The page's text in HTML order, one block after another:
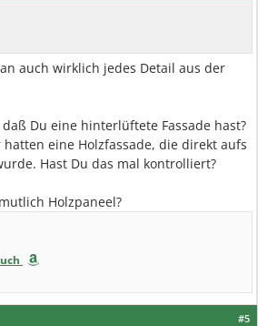
auch wirklich jedes Detail aus der
Du eine hinterlüftete Fassade hast?
eine Holzfassade, die direkt aufs
Hast Du das mal kontrolliert?
Holzpaneel?
#5